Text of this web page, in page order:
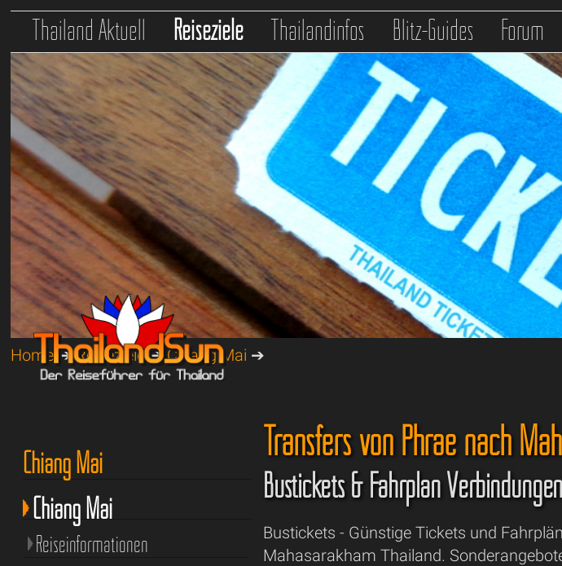
Thailand Aktuell Reiseziele Thailandinfos Blitz-Guides Forum
Home➔Reiseziele➔Chiang Mai ➔
Transfers von Phrae nach
Bustickets & Fahrplan
Bustickets - Günstige Tickets und
Mahasarakham Thailand.
Chiang Mai
Chiang Mai
Reiseinformationen